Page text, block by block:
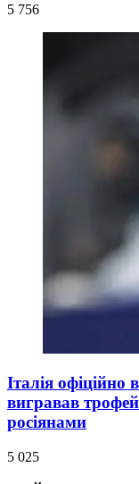
5 756
Італія
вигравав
росіянами
5 025